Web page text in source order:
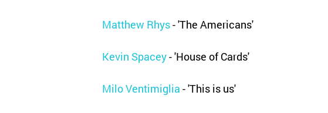
Matthew Rhys- 'The Americans'
Kevin Spacey- 'House of Cards'
Milo Ventimiglia - 'This is us'